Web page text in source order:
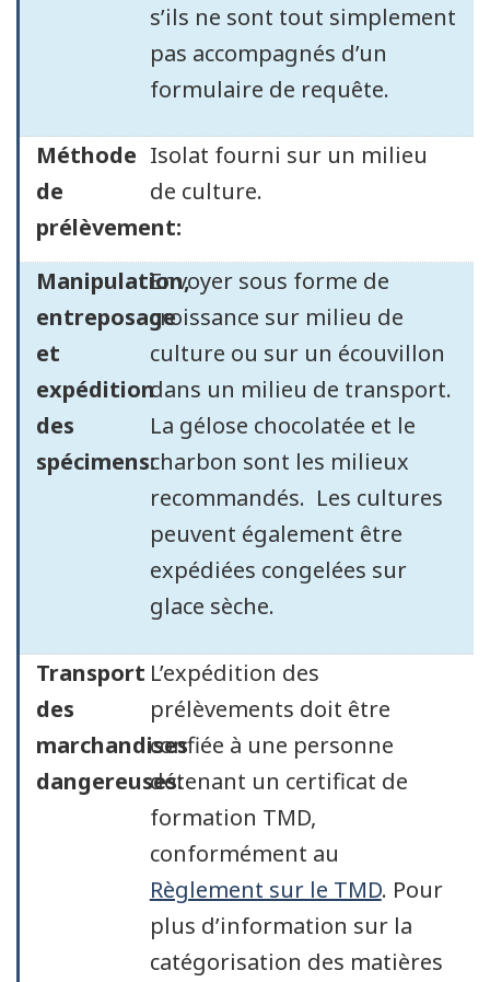
s’ils ne sont tout simplement
pas accompagnés d’un
formulaire de requête.
Méthode
de
prélèvement:
Isolat fourni sur un milieu
de culture.
Manipulation,
entreposage
et
expédition
des
spécimens:
Envoyer sous forme de
croissance sur milieu de
culture ou sur un écouvillon
dans un milieu de transport.
La gélose chocolatée et le
charbon sont les milieux
recommandés. Les cultures
peuvent également être
expédiées congelées sur
glace sèche.
Transport
des
marchandises
dangereuses:
L’expédition des
prélèvements doit être
confiée à une personne
détenant un certificat de
formation TMD,
conformément au
Règlement sur le TMD. Pour
plus d’information sur la
catégorisation des matières